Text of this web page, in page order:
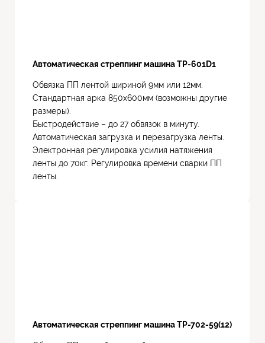
Автоматическая стреппинг машина TP-601D1
Обвязка ПП лентой шириной 9мм или 12мм.
Стандартная арка 850х600мм (возможны другие
размеры).
Быстродействие – до 27 обвязок в минуту.
Автоматическая загрузка и перезагрузка ленты.
Электронная регулировка усилия натяжения
ленты до 70кг. Регулировка времени сварки ПП
ленты.
Автоматическая стреппинг машина TP-702-59(12)